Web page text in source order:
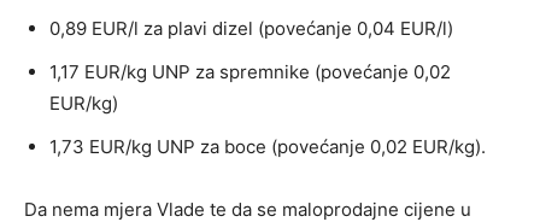
0,89 EUR/l za plavi dizel (povećanje 0,04 EUR/l)
1,17 EUR/kg UNP za spremnike (povećanje 0,02
EUR/kg)
1,73 EUR/kg UNP za boce (povećanje 0,02 EUR/kg).
Da nema mjera Vlade te da se maloprodajne cijene u